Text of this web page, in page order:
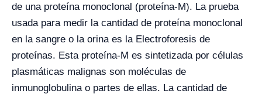
de una proteína monoclonal (proteína-M). La prueba
usada para medir la cantidad de proteína monoclonal
en la sangre o la orina es la Electroforesis de
proteínas. Esta proteína-M es sintetizada por células
plasmáticas malignas son moléculas de
inmunoglobulina o partes de ellas. La cantidad de